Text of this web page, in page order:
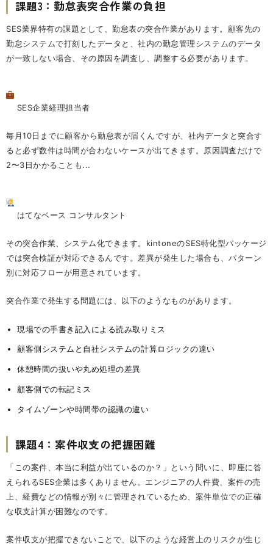
課題3：勤怠表突合作業の負担
SES業界特有の課題として、勤怠表の突合作業があります。顧客先の
勤怠システムで打刻したデータと、社内の勤怠管理システムのデータ
が一致しない場合、その原因を調査し、調整する必要があります。
SES企業経理担当者
毎月10日までに顧客から勤怠表が届くんですが、社内データと突合す
ると必ず数件は時間が合わないケースが出てきます。原因調査だけで
2〜3日かかることも...
はてなベース コンサルタント
その突合作業、システム化できます。kintoneのSES特化型パッケージ
では突合検証が対応できるんです。差異が発生した場合も、パターン
別に対応フローが用意されています。
突合作業で発生する問題には、以下のようなものがあります。
現場での手書き記入による読み取りミス
顧客側システムと自社システムの計算ロジックの違い
休憩時間の扱いや丸め処理の差異
顧客側での転記ミス
タイムゾーンや時間帯の認識の違い
課題4：案件収支の把握困難
「この案件、本当に利益が出ているのか？」という問いに、即座に答
えられるSES企業は多くありません。エンジニアの人件費、案件の売
上、経費などの情報が別々に管理されているため、案件単位での正確
な収支計算が困難なのです。
案件収支が把握できないことで、以下のような経営上のリスクが生じ